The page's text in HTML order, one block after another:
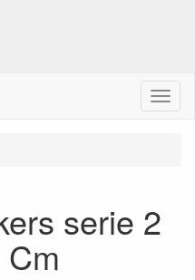
M
e
serie 2